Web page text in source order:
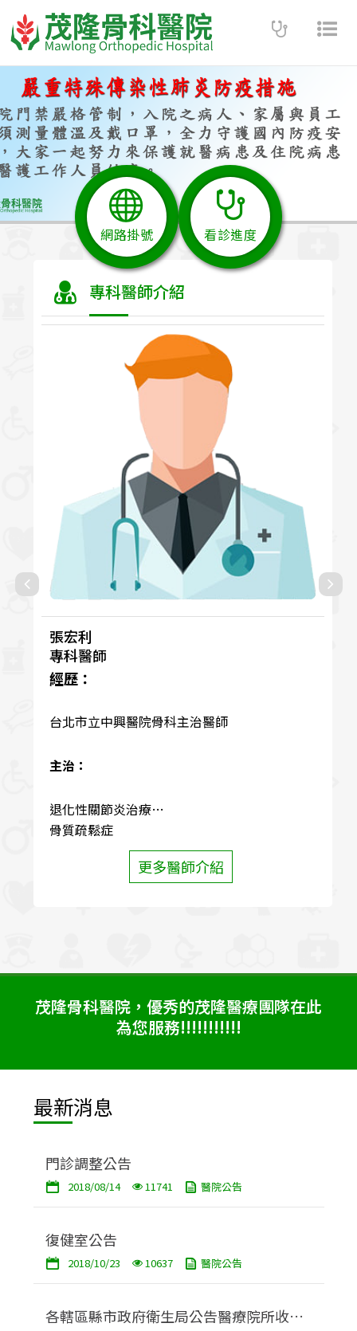
看診進度
網路掛號
專科醫師介紹
張宏利
專科醫師
經歷：
台北市立中興醫院骨科主治醫師
主治：
退化性關節炎治療
骨質疏鬆症
坐骨神經症治療
各種骨折外傷處理
痛風治療
更多醫師介紹
茂隆骨科醫院，優秀的茂隆醫療團隊在此
為您服務!!!!!!!!!!!
最新消息
門診調整公告
2018/08/14 11741 醫院公告
復健室公告
2018/10/23 10637 醫院公告
各轄區縣市政府衛生局公告醫療院所收費